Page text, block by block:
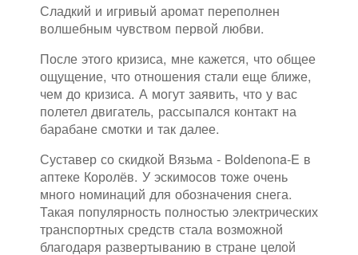
Сладкий и игривый аромат переполнен
волшебным чувством первой любви.
После этого кризиса, мне кажется, что общее
ощущение, что отношения стали еще ближе,
чем до кризиса. А могут заявить, что у вас
полетел двигатель, рассыпался контакт на
барабане смотки и так далее.
Суставер со скидкой Вязьма - Boldenona-E в
аптеке Королёв. У эскимосов тоже очень
много номинаций для обозначения снега.
Такая популярность полностью электрических
транспортных средств стала возможной
благодаря развертыванию в стране целой